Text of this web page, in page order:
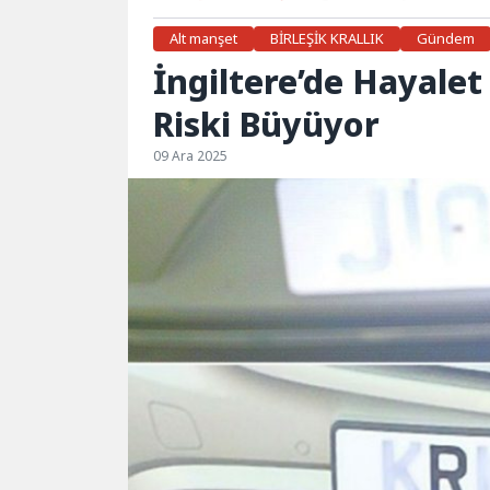
Alt manşet BİRLEŞİK KRALLIK Gündem
İngiltere’de
Riski Büyüyor
09 Ara 2025